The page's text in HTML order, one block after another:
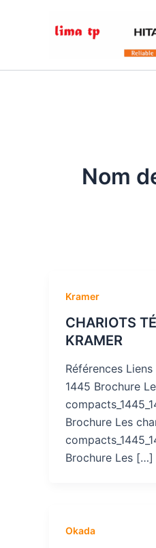
Nom
Kramer
CHARIOTS
KRAMER
Références
1445 Brochure
Brochure Les
Brochure Les […]
Okada